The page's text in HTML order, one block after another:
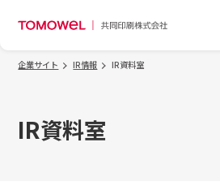
企業サイト IR情報 IR資料室
IR資料室